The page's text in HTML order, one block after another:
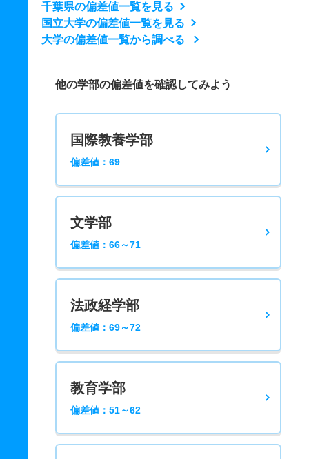
千葉県の偏差値一覧を見る
国立大学の偏差値一覧を見る
大学の偏差値一覧から調べる
他の学部の偏差値を確認してみよう
国際教養学部
偏差値：69
文学部
偏差値：66～71
法政経学部
偏差値：69～72
教育学部
偏差値：51～62